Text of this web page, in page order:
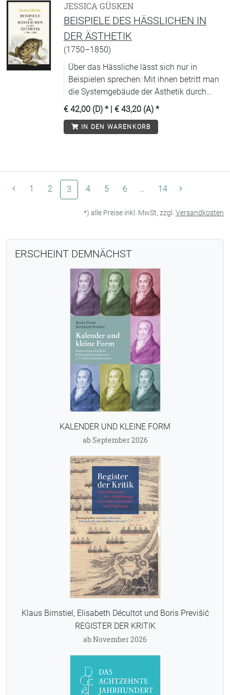
JESSICA GÜSKEN
BEISPIELE DES HÄSSLICHEN IN
DER ÄSTHETIK
(1750–1850)
Über das Hässliche lässt sich nur in
Beispielen sprechen: Mit ihnen betritt man
die Systemgebäude der Ästhetik durch
einen Seiteneingang, der über deren
Ausschlüsse und Grenzen letztlich mitten
hinein führt in die normative Konstitution
€ 42,00 (D) * | € 43,20 (A) *
IN DEN WARENKORB
1 2 3 (aktuelle Seite)
4 5 6 … 14
*) alle Preise inkl. MwSt, zzgl. Versandkosten
ERSCHEINT DEMNÄCHST
KALENDER UND KLEINE FORM
ab September 2026
Klaus Birnstiel, Elisabeth Décultot und Boris Previšić
REGISTER DER KRITIK
ab November 2026